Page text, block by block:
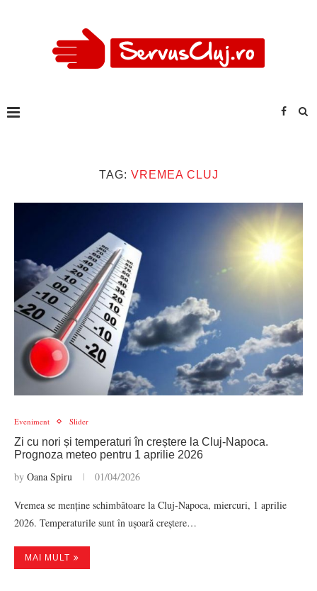
TAG: VREMEA CLUJ
Eveniment Slider
Zi cu nori și temperaturi în creștere la Cluj-Napoca.
Prognoza meteo pentru 1 aprilie 2026
by Oana Spiru 01/04/2026
Vremea se menține schimbătoare la Cluj-Napoca, miercuri, 1 aprilie
2026. Temperaturile sunt în ușoară creștere…
MAI MULT